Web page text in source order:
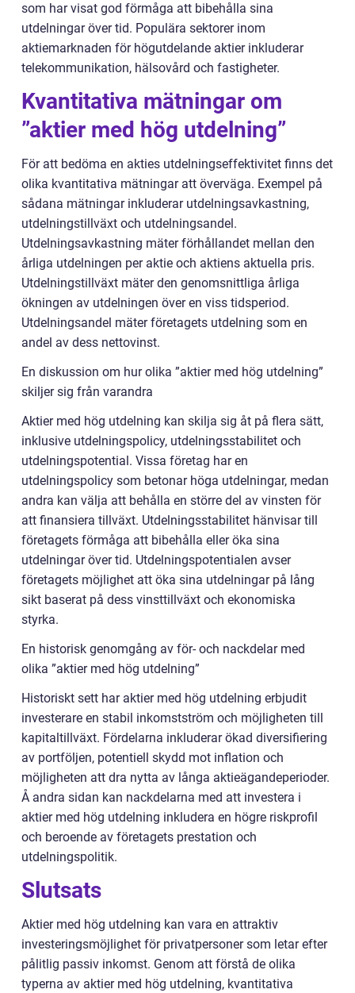
som har visat god förmåga att bibehålla sina
utdelningar över tid. Populära sektorer inom
aktiemarknaden för högutdelande aktier inkluderar
telekommunikation, hälsovård och fastigheter.
Kvantitativa mätningar om
”aktier med hög utdelning”
För att bedöma en akties utdelningseffektivitet finns det
olika kvantitativa mätningar att överväga. Exempel på
sådana mätningar inkluderar utdelningsavkastning,
utdelningstillväxt och utdelningsandel.
Utdelningsavkastning mäter förhållandet mellan den
årliga utdelningen per aktie och aktiens aktuella pris.
Utdelningstillväxt mäter den genomsnittliga årliga
ökningen av utdelningen över en viss tidsperiod.
Utdelningsandel mäter företagets utdelning som en
andel av dess nettovinst.
En diskussion om hur olika ”aktier med hög utdelning”
skiljer sig från varandra
Aktier med hög utdelning kan skilja sig åt på flera sätt,
inklusive utdelningspolicy, utdelningsstabilitet och
utdelningspotential. Vissa företag har en
utdelningspolicy som betonar höga utdelningar, medan
andra kan välja att behålla en större del av vinsten för
att finansiera tillväxt. Utdelningsstabilitet hänvisar till
företagets förmåga att bibehålla eller öka sina
utdelningar över tid. Utdelningspotentialen avser
företagets möjlighet att öka sina utdelningar på lång
sikt baserat på dess vinsttillväxt och ekonomiska
styrka.
En historisk genomgång av för- och nackdelar med
olika ”aktier med hög utdelning”
Historiskt sett har aktier med hög utdelning erbjudit
investerare en stabil inkomstström och möjligheten till
kapitaltillväxt. Fördelarna inkluderar ökad diversifiering
av portföljen, potentiell skydd mot inflation och
möjligheten att dra nytta av långa aktieägandeperioder.
Å andra sidan kan nackdelarna med att investera i
aktier med hög utdelning inkludera en högre riskprofil
och beroende av företagets prestation och
utdelningspolitik.
Slutsats
Aktier med hög utdelning kan vara en attraktiv
investeringsmöjlighet för privatpersoner som letar efter
pålitlig passiv inkomst. Genom att förstå de olika
typerna av aktier med hög utdelning, kvantitativa